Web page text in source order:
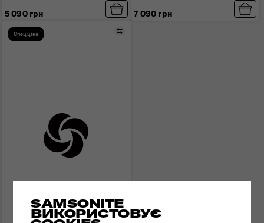
SAMSONITE
ВИКОРИСТОВУЄ
5 090 грн
7 090 грн
Спецціна Порівняти